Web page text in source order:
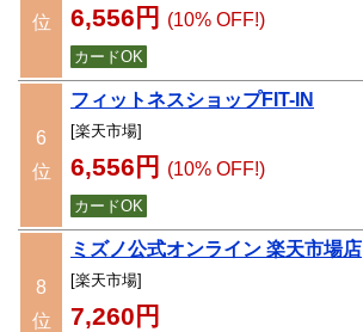
位
6,556円 (10% OFF!)
カードOK
6
位
フィットネスショップFIT-IN
[楽天市場]
6,556円 (10% OFF!)
カードOK
8
位
ミズノ公式オンライン 楽天市場店
[楽天市場]
7,260円